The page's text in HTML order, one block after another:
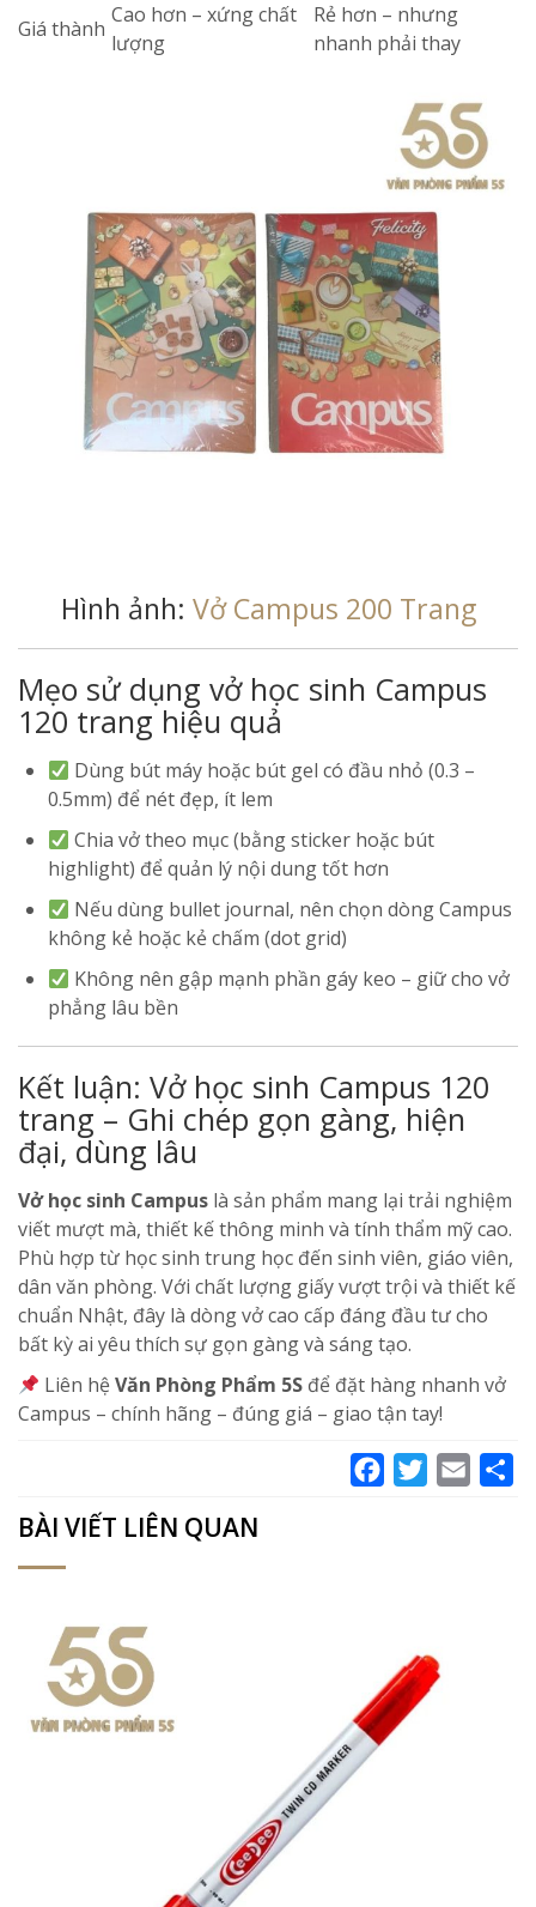
Giá thành
Cao hơn – xứng chất
lượng
Rẻ hơn – nhưng
nhanh phải thay
Hình ảnh: Vở Campus 200 Trang
Mẹo sử dụng vở học sinh Campus
120 trang hiệu quả
Dùng bút máy hoặc bút gel có đầu nhỏ (0.3 –
0.5mm) để nét đẹp, ít lem
Chia vở theo mục (bằng sticker hoặc bút
highlight) để quản lý nội dung tốt hơn
Nếu dùng bullet journal, nên chọn dòng Campus
không kẻ hoặc kẻ chấm (dot grid)
Không nên gập mạnh phần gáy keo – giữ cho vở
phẳng lâu bền
Kết luận: Vở học sinh Campus 120
trang – Ghi chép gọn gàng, hiện
đại, dùng lâu
Vở học sinh Campus là sản phẩm mang lại trải nghiệm
viết mượt mà, thiết kế thông minh và tính thẩm mỹ cao.
Phù hợp từ học sinh trung học đến sinh viên, giáo viên,
dân văn phòng. Với chất lượng giấy vượt trội và thiết kế
chuẩn Nhật, đây là dòng vở cao cấp đáng đầu tư cho
bất kỳ ai yêu thích sự gọn gàng và sáng tạo.
Liên hệVăn Phòng Phẩm 5S để đặt hàng nhanh vở
Campus – chính hãng – đúng giá – giao tận tay!
FacebookTwitterEmail
BÀI VIẾT LIÊN QUAN